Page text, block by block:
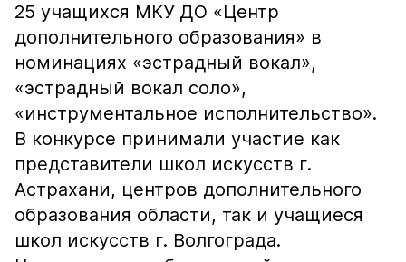
25 учащихся МКУ ДО «Центр
дополнительного образования» в
номинациях «эстрадный вокал»,
«эстрадный вокал соло»,
«инструментальное исполнительство».
В конкурсе принимали участие как
представители школ искусств г.
Астрахани, центров дополнительного
образования области, так и учащиеся
школ искусств г. Волгограда.